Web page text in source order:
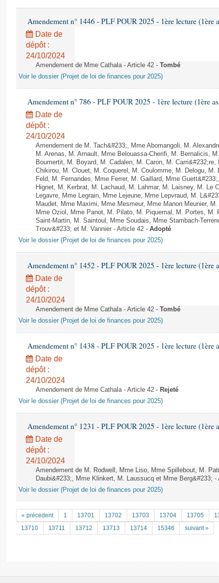
Amendement n° 1446 - PLF POUR 2025 - 1ère lecture (1ère
Date de
dépôt :
24/10/2024
Amendement de Mme Cathala - Article 42 - Tombé
Voir le dossier (Projet de loi de finances pour 2025)
Amendement n° 786 - PLF POUR 2025 - 1ère lecture (1ère
Date de
dépôt :
24/10/2024
Amendement de M. Tach&#233;, Mme Abomangoli, M.
M. Arenas, M. Arnault, Mme Belouassa-Cherifi, M. Bernalicis,
Boumertit, M. Boyard, M. Cadalen, M. Caron, M.
Chikirou, M. Clouet, M. Coquerel, M. Coulomme, M. Delogu, M.
Feld, M. Fernandes, Mme Ferrer, M. Gaillard, Mme
Hignet, M. Kerbrat, M. Lachaud, M. Lahmar, M. Laisney, M. Le
Legavre, Mme Legrain, Mme Lejeune, Mme Lepvraud, M.
Maudet, Mme Maximi, Mme Mesmeur, Mme Manon Meunier,
Mme Oziol, Mme Panot, M. Pilato, M. Piquemal, M. Portes, M.
Saint-Martin, M. Saintoul, Mme Soudais, Mme Stambach-
Trouv&#233; et M. Vannier - Article 42 - Adopté
Voir le dossier (Projet de loi de finances pour 2025)
Amendement n° 1452 - PLF POUR 2025 - 1ère lecture (1ère
Date de
dépôt :
24/10/2024
Amendement de Mme Cathala - Article 42 - Tombé
Voir le dossier (Projet de loi de finances pour 2025)
Amendement n° 1438 - PLF POUR 2025 - 1ère lecture (1ère
Date de
dépôt :
24/10/2024
Amendement de Mme Cathala - Article 42 - Rejeté
Voir le dossier (Projet de loi de finances pour 2025)
Amendement n° 1231 - PLF POUR 2025 - 1ère lecture (1ère
Date de
dépôt :
24/10/2024
Amendement de M. Rodwell, Mme Liso, Mme Spillebout, M.
Daubi&#233;, Mme Klinkert, M. Laussucq et Mme Berg&#233;
Voir le dossier (Projet de loi de finances pour 2025)
« précedent 1 13701 13702 13703 13704 13705
13710
13711 13712 13713 13714 15346 suivant »